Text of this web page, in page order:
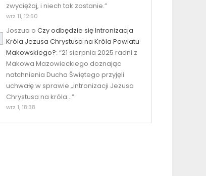
zwyciężaj, i niech tak zostanie.”
wrz 11, 12:50
Joszua o Czy odbędzie się Intronizacja
Króla Jezusa Chrystusa na Króla Powiatu
Makowskiego?: “21 sierpnia 2025 radni z
Makowa Mazowieckiego doznając
natchnienia Ducha Świętego przyjęli
uchwałę w sprawie „intronizacji Jezusa
Chrystusa na króla…”
wrz 1, 18:38